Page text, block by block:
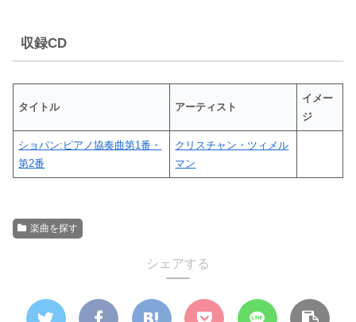
収録CD
タイトル アーティスト
イメー
ジ
ショパン:ピアノ協奏曲第1番・
第2番
クリスチャン・ツィメル
マン
楽曲を探す
シェアする